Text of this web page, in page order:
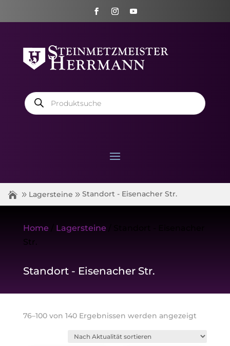
Products
search
Lagersteine Standort - Eisenacher Str.
Home Lagersteine
Str.
Standort - Eisenacher Str.
76–100 von 140 Ergebnissen werden angezeigtNach